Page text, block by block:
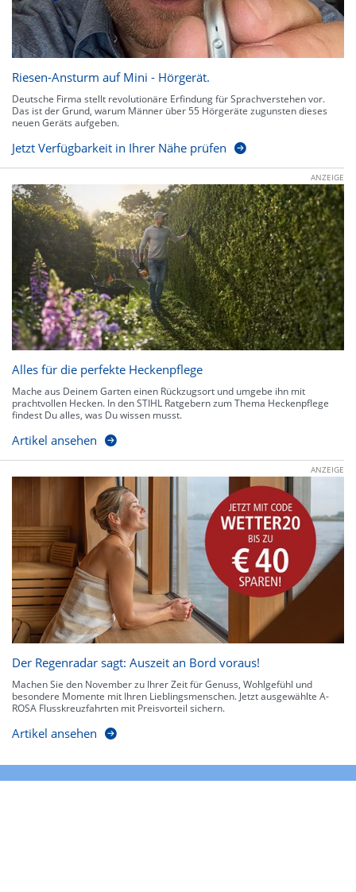
Riesen-Ansturm auf Mini - Hörgerät.
Deutsche Firma stellt revolutionäre Erfindung für Sprachverstehen vor.
Das ist der Grund, warum Männer über 55 Hörgeräte zugunsten dieses
neuen Geräts aufgeben.
Jetzt Verfügbarkeit in Ihrer Nähe prüfen
ANZEIGE
Alles für die perfekte Heckenpflege
Mache aus Deinem Garten einen Rückzugsort und umgebe ihn mit
prachtvollen Hecken. In den STIHL Ratgebern zum Thema Heckenpflege
findest Du alles, was Du wissen musst.
Artikel ansehen
ANZEIGE
Der Regenradar sagt: Auszeit an Bord voraus!
Machen Sie den November zu Ihrer Zeit für Genuss, Wohlgefühl und
besondere Momente mit Ihren Lieblingsmenschen. Jetzt ausgewählte A-
ROSA Flusskreuzfahrten mit Preisvorteil sichern.
Artikel ansehen